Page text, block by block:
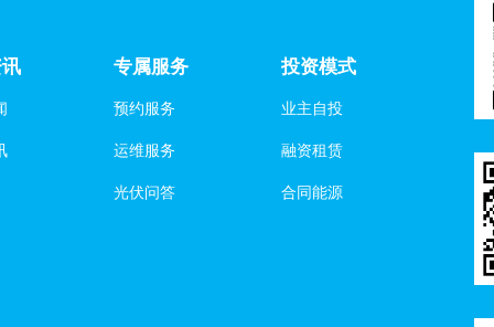
专属服务
预约服务
运维服务
光伏问答
投资模式
业主自投
融资租赁
合同能源